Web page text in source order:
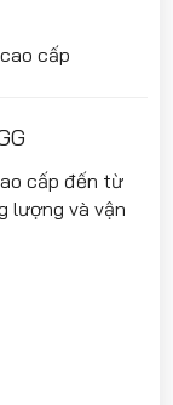
cấp
cấp đến từ
lượng và vận